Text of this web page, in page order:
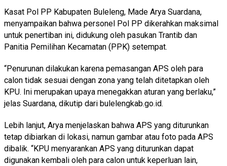
Kasat Pol PP Kabupaten Buleleng, Made Arya Suardana,
menyampaikan bahwa personel Pol PP dikerahkan maksimal
untuk penertiban ini, didukung oleh pasukan Trantib dan
Panitia Pemilihan Kecamatan (PPK) setempat.
“Penurunan dilakukan karena pemasangan APS oleh para
calon tidak sesuai dengan zona yang telah ditetapkan oleh
KPU. Ini merupakan upaya menegakkan aturan yang berlaku,”
jelas Suardana, dikutip dari bulelengkab.go.id.
Lebih lanjut, Arya menjelaskan bahwa APS yang diturunkan
tetap dibiarkan di lokasi, namun gambar atau foto pada APS
dibalik. “KPU menyarankan APS yang diturunkan dapat
digunakan kembali oleh para calon untuk keperluan lain,